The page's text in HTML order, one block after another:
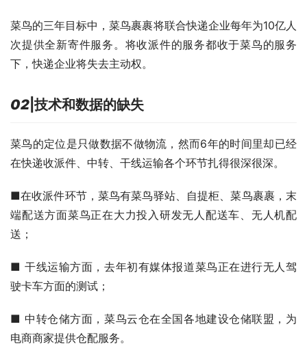
菜鸟的三年目标中，菜鸟裹裹将联合快递企业每年为10亿人
次提供全新寄件服务。将收派件的服务都收于菜鸟的服务
下，快递企业将失去主动权。
02 技术和数据的缺失
菜鸟的定位是只做数据不做物流，然而6年的时间里却已经
在快递收派件、中转、干线运输各个环节扎得很深很深。
■在收派件环节，菜鸟有菜鸟驿站、自提柜、菜鸟裹裹，末
端配送方面菜鸟正在大力投入研发无人配送车、无人机配
送；
■ 干线运输方面，去年初有媒体报道菜鸟正在进行无人驾
驶卡车方面的测试；
■ 中转仓储方面，菜鸟云仓在全国各地建设仓储联盟，为
电商商家提供仓配服务。